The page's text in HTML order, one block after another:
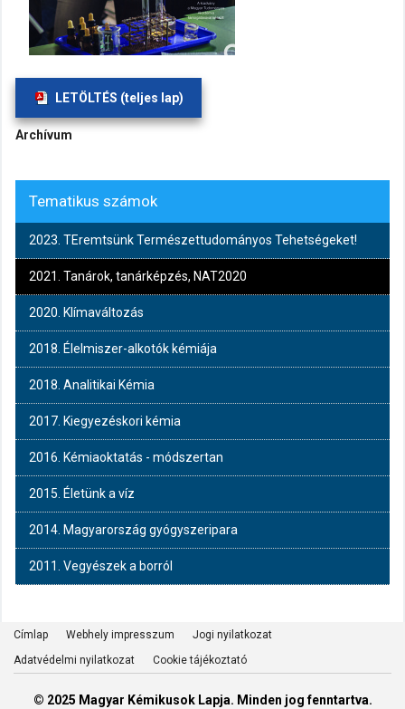
LETÖLTÉS (teljes lap)
Archívum
Tematikus számok
2023. TEremtsünk Természettudományos Tehetségeket!
2021. Tanárok, tanárképzés, NAT2020
2020. Klímaváltozás
2018. Élelmiszer-alkotók kémiája
2018. Analitikai Kémia
2017. Kiegyezéskori kémia
2016. Kémiaoktatás - módszertan
2015. Életünk a víz
2014. Magyarország gyógyszeripara
2011. Vegyészek a borról
Címlap Webhely impresszum
Jogi nyilatkozat
Adatvédelmi nyilatkozat
Cookie tájékoztató
© 2025 Magyar Kémikusok Lapja. Minden jog fenntartva.